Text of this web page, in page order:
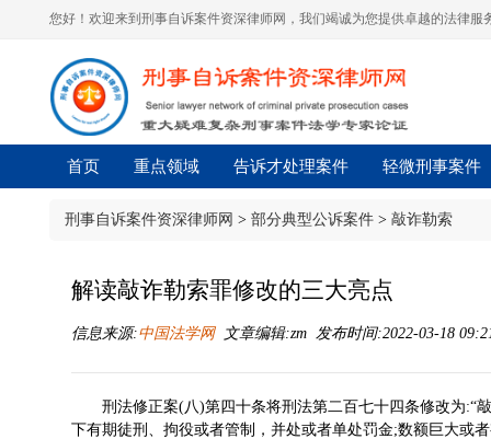
您好！欢迎来到刑事自诉案件资深律师网，我们竭诚为您提供卓越的法律服
首页 重点领域 告诉才处理案件 轻微刑事案件
刑事自诉案件资深律师网 > 部分典型公诉案件 > 敲诈勒索
解读敲诈勒索罪修改的三大亮点
信息来源:中国法学网文章编辑:zm 发布时间:2022-03-18
刑法修正案(八)第四十条将刑法第二百七十四条修改为:“
下有期徒刑、拘役或者管制，并处或者单处罚金;数额巨大或